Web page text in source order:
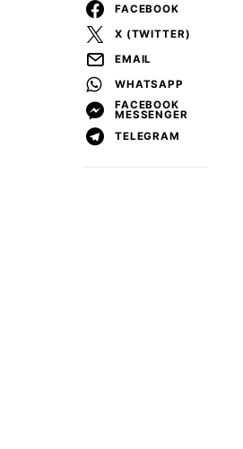
FACEBOOK
X (TWITTER)
EMAIL
WHATSAPP
FACEBOOK
MESSENGER
TELEGRAM